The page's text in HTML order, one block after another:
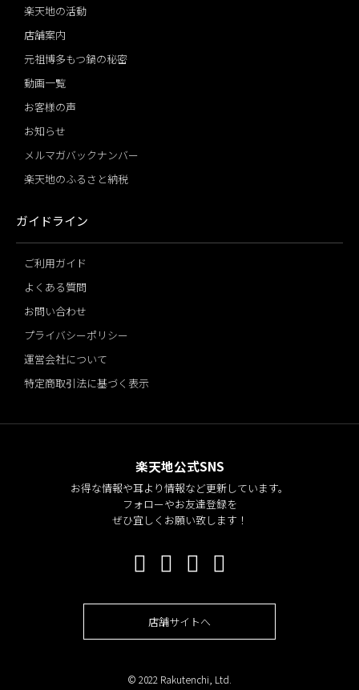
楽天地の活動
店舗案内
元祖博多もつ鍋の秘密
動画一覧
お客様の声
お知らせ
メルマガバックナンバー
楽天地のふるさと納税
ガイドライン
ご利用ガイド
よくある質問
お問い合わせ
プライバシーポリシー
運営会社について
特定商取引法に基づく表示
楽天地公式SNS
お得な情報や耳より情報など更新しています。
フォローやお友達登録を
ぜひ宜しくお願い致します！
店舗サイトへ
© 2022 Rakutenchi, Ltd.